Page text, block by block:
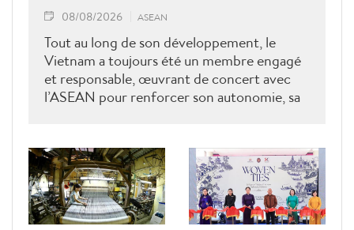
08/08/2026 ASEAN
Tout au long de son développement, le
Vietnam a toujours été un membre engagé
et responsable, œuvrant de concert avec
l’ASEAN pour renforcer son autonomie, sa